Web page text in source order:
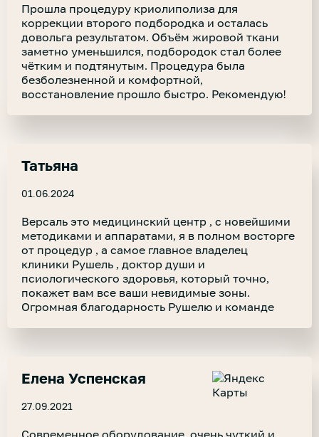
Прошла процедуру криолиполиза для
коррекции второго подбородка и осталась
довольга результатом. Объём жировой ткани
заметно уменьшился, подбородок стал более
чётким и подтянутым. Процедура была
безболезненной и комфортной,
восстановление прошло быстро. Рекомендую!
Татьяна
01.06.2024
Версаль это медицинский центр , с новейшими
методиками и аппаратами, я в полном восторге
от процедур , а самое главное владелец
клиники Рушель , доктор души и
псиологического здоровья, который точно,
покажет вам все ваши невидимые зоны.
Огромная благодарность Рушелю и команде
Елена Успенская
27.09.2021
Современное оборудование, очень чуткий и